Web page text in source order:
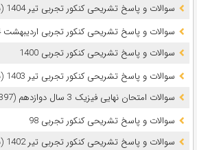
سوالات و پاسخ تشریحی کنکور تجربی تیر 1404 (نوبت دوم)
سوالات و پاسخ تشریحی کنکور تجربی اردیبهشت 1404 (نوبت اول)
سوالات و پاسخ تشریحی کنکور تجربی 1400
سوالات و پاسخ تشریحی کنکور تجربی تیر 1403 (نوبت دوم)
سوالات امتحان نهایی فیزیک 3 سال دوازدهم (1397 تا 1405)
سوالات و پاسخ تشریحی کنکور تجربی 98
سوالات و پاسخ تشریحی کنکور تجربی تیر 1402 (نوبت دوم)